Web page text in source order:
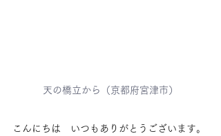
天の橋立から（京都府宮津市）
こんにちは　いつもありがとうございます。